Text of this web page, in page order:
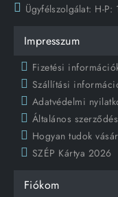
Ügyfélszolgálat: H-P:
Impresszum
Fizetési
Szállítási
Adatvédelmi
Általános
Hogyan tudok
SZÉP Kártya 2026
Fiókom